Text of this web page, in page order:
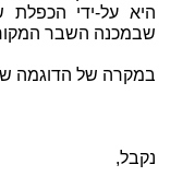
היא על-ידי הכפלת
שבמכנה השבר
במקרה של הדוגמה
נקבל,